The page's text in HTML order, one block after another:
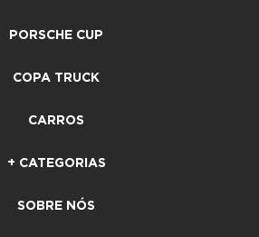
PORSCHE CUP
COPA TRUCK
CARROS
+ CATEGORIAS
SOBRE NÓS